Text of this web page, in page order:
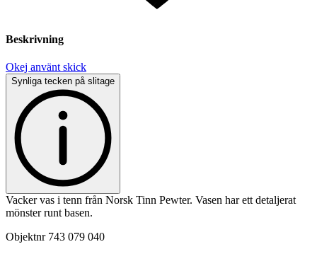
Beskrivning
Okej använt skick
Synliga tecken på slitage
Vacker vas i tenn från Norsk Tinn Pewter. Vasen har ett detaljerat
mönster runt basen.
Objektnr 743 079 040